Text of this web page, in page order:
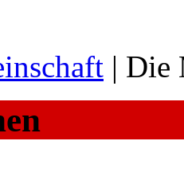
| Die